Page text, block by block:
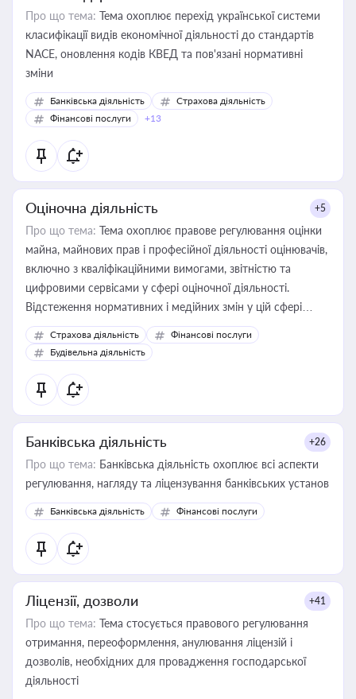
Про що тема: Тема охоплює перехід української системи
класифікації видів економічної діяльності до стандартів
NACE, оновлення кодів КВЕД та пов'язані нормативні
зміни
Банківська діяльність
Страхова діяльність
Фінансові послуги
+13
Оціночна діяльність +5
Про що тема: Тема охоплює правове регулювання оцінки
майна, майнових прав і професійної діяльності оцінювачів,
включно з кваліфікаційними вимогами, звітністю та
цифровими сервісами у сфері оціночної діяльності.
Відстеження нормативних і медійних змін у цій сфері
корисне для власника бізнесу, керівника, юриста або
бухгалтера під час оподаткування, приватизації, оренди
державного майна, корпоративних угод і перевірки
статусу суб'єктів оціночної діяльності
Страхова діяльність
Фінансові послуги
Будівельна діяльність
Банківська діяльність +26
Про що тема: Банківська діяльність охоплює всі аспекти
регулювання, нагляду та ліцензування банківських установ
Банківська діяльність Фінансові послуги
Ліцензії, дозволи +41
Про що тема: Тема стосується правового регулювання
отримання, переоформлення, анулювання ліцензій і
дозволів, необхідних для провадження господарської
діяльності